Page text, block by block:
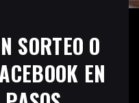
SORTEO O
EN